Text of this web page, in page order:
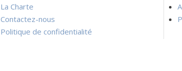
La Charte
Contactez-nous
Politique de confidentialité